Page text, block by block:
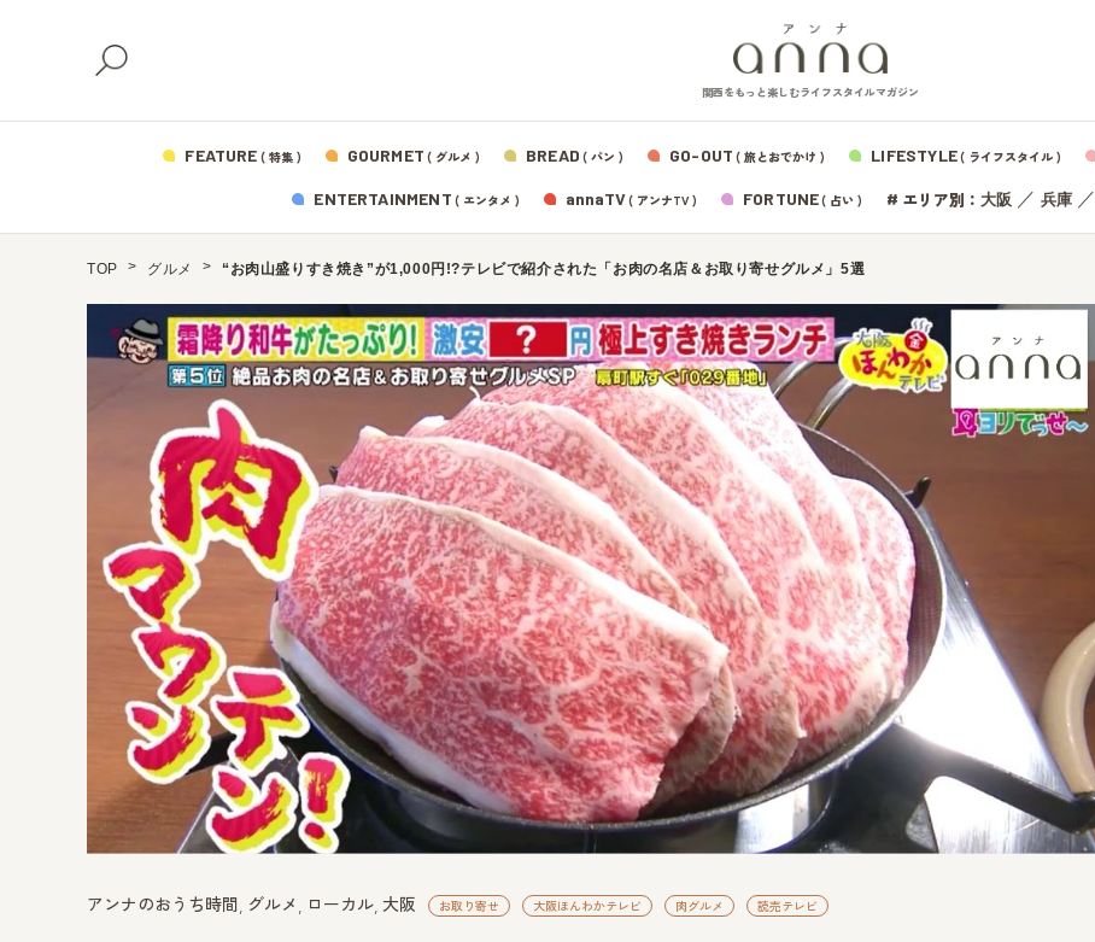
関西をもっと楽しむライフスタイルマガジン
FEATURE ( 特集 ) GOURMET ( グルメ ) BREAD ( パン ) GO-OUT ( 旅とおでかけ ) LIFESTYLE( ライフスタイル )
ENTERTAINMENT ( エンタメ ) annaTV( アンナTV ) FORTUNE( 占い ) # エリア別： 大阪 ／ 兵庫／
TOP グルメ “お肉山盛りすき焼き”が1,000円!?テレビで紹介された「お肉の名店＆お取り寄せグルメ」5選
アンナのおうち時間 グルメ ローカル 大阪 お取り寄せ 大阪ほんわかテレビ 肉グルメ 読売テレビ